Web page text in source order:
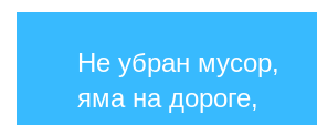
Не убран мусор,
яма на дороге,